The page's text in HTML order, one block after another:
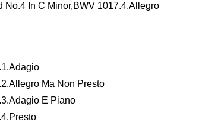
In C Minor,BWV 1017.4.Allegro
Ma Non Presto
E Piano